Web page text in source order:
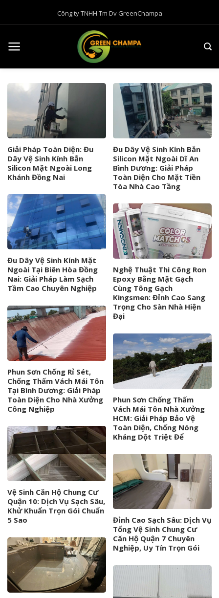
Công ty TNHH Tm Dv GreenChampa
Giải Pháp Toàn Diện: Đu
Dây Vệ Sinh Kính Bắn
Silicon Mặt Ngoài Long
Khánh Đồng Nai
Đu Dây Vệ Sinh Kính Bắn
Silicon Mặt Ngoài Dĩ An
Bình Dương: Giải Pháp
Toàn Diện Cho Mặt Tiền
Tòa Nhà Cao Tầng
Đu Dây Vệ Sinh Kính Mặt
Ngoài Tại Biên Hòa Đồng
Nai: Giải Pháp Làm Sạch
Tầm Cao Chuyên Nghiệp
Nghệ Thuật Thi Công Ron
Epoxy Bằng Mặt Gạch
Cùng Tông Gạch
Kingsmen: Đỉnh Cao Sang
Trọng Cho Sàn Nhà Hiện
Đại
Phun Sơn Chống Rỉ Sét,
Chống Thấm Vách Mái Tôn
Tại Bình Dương: Giải Pháp
Toàn Diện Cho Nhà Xưởng
Công Nghiệp
Phun Sơn Chống Thấm
Vách Mái Tôn Nhà Xưởng
HCM: Giải Pháp Bảo Vệ
Toàn Diện, Chống Nóng
Kháng Dột Triệt Để
Vệ Sinh Căn Hộ Chung Cư
Quận 10: Dịch Vụ Sạch Sâu,
Khử Khuẩn Trọn Gói Chuẩn
5 Sao
Đỉnh Cao Sạch Sâu: Dịch Vụ
Tổng Vệ Sinh Chung Cư
Căn Hộ Quận 7 Chuyên
Nghiệp, Uy Tín Trọn Gói